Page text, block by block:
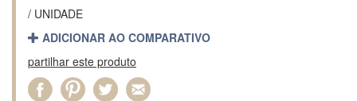
/ UNIDADE
ADICIONAR AO COMPARATIVO
partilhar este produto